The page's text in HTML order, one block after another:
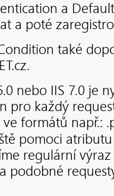
a
a poté
také
nebo IIS 7.0 je
pro každý
formátů např.:
pomoci
regulární
podobné